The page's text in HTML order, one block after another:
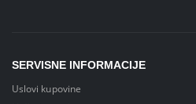
SERVISNE INFORMACIJE
Uslovi kupovine